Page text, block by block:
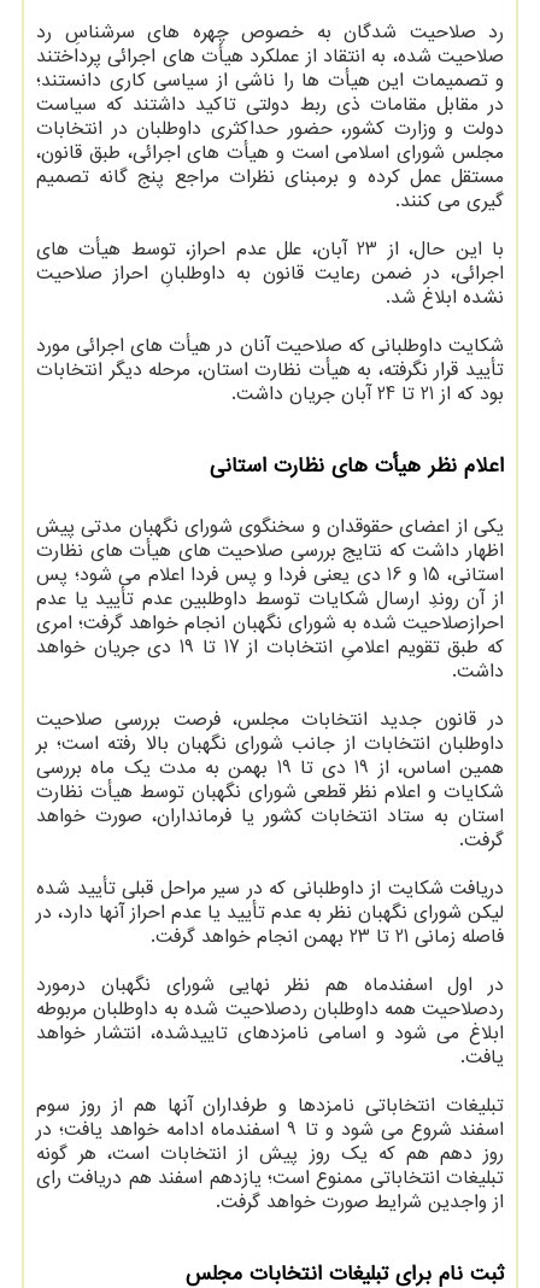
رد صلاحیت شدگان به خصوص چهره های سرشناسِ رد
صلاحیت شده، به انتقاد از عملکرد هیأت های اجرائی پرداختند
و تصمیمات این هیأت ها را ناشی از سیاسی کاری دانستند؛
در مقابل مقامات ذی ربط دولتی تاکید داشتند که سیاست
دولت و وزارت کشور، حضور حداکثری داوطلبان در انتخابات
مجلس شورای اسلامی است و هیأت های اجرائی، طبق قانون،
مستقل عمل کرده و برمبنای نظرات مراجع پنج گانه تصمیم
گیری می کنند.
با این حال، از 23 آبان، علل عدم احراز، توسط هیأت های
اجرائی، در ضمن رعایت قانون به داوطلبانِ احراز صلاحیت
نشده ابلاغ شد.
شکایت داوطلبانی که صلاحیت آنان در هیأت های اجرائی مورد
تأیید قرار نگرفته، به هیأت نظارت استان، مرحله دیگر انتخابات
بود که از 21 تا 24 آبان جریان داشت.
اعلام نظر هیأت های نظارت استانی
یکی از اعضای حقوقدان و سخنگوی شورای نگهبان مدتی پیش
اظهار داشت که نتایج بررسی صلاحیت های هیأت های نظارت
استانی، 15 و 16 دی یعنی فردا و پس فردا اعلام می شود؛ پس
از آن روندِ ارسال شکایات توسط داوطلبین عدم تأیید یا عدم
احرازصلاحیت شده به شورای نگهبان انجام خواهد گرفت؛ امری
که طبق تقویم اعلامیِ انتخابات از 17 تا 19 دی جریان خواهد
داشت.
در قانون جدید انتخابات مجلس، فرصت بررسی صلاحیت
داوطلبان انتخابات از جانب شورای نگهبان بالا رفته است؛ بر
همین اساس، از 19 دی تا 19 بهمن به مدت یک ماه بررسی
شکایات و اعلام نظر قطعی شورای نگهبان توسط هیأت نظارت
استان به ستاد انتخابات کشور یا فرمانداران، صورت خواهد
گرفت.
دریافت شکایت از داوطلبانی که در سیر مراحل قبلی تأیید شده
لیکن شورای نگهبان نظر به عدم تأیید یا عدم احراز آنها دارد، در
فاصله زمانی 21 تا 23 بهمن انجام خواهد گرفت.
در اول اسفندماه هم نظر نهایی شورای نگهبان درمورد
ردصلاحیت همه داوطلبان ردصلاحیت شده به داوطلبان مربوطه
ابلاغ می شود و اسامی نامزدهای تاییدشده، انتشار خواهد
یافت.
تبلیغات انتخاباتی نامزدها و طرفداران آنها هم از روز سوم
اسفند شروع می شود و تا 9 اسفندماه ادامه خواهد یافت؛ در
روز دهم هم که یک روز پیش از انتخابات است، هر گونه
تبلیغات انتخاباتی ممنوع است؛ یازدهم اسفند هم دریافت رای
از واجدین شرایط صورت خواهد گرفت.
ثبت نام برای تبلیغات انتخابات مجلس